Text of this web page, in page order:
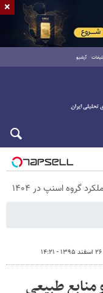
آرشیو
گروه اسنپ در ۱۴۰۴
۲۶ اسفند ۱۳۹۵ - ۱۴:۲۱
طبیعی
×